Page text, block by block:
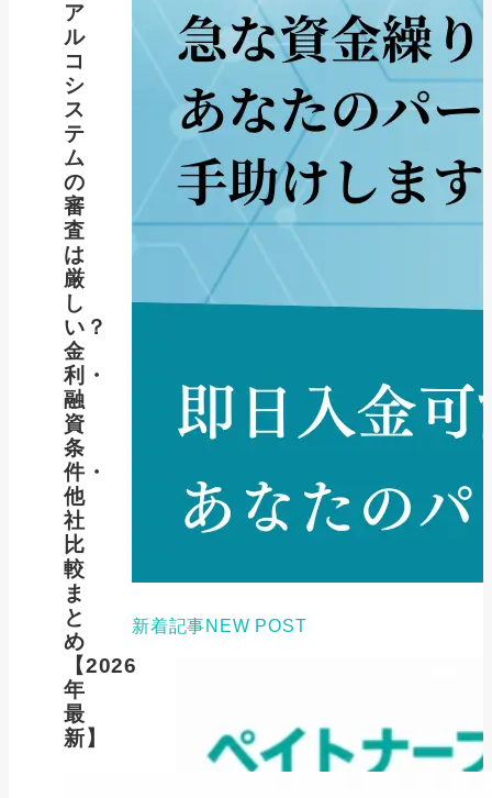
ア
ル
コ
シ
ス
テ
ム
の
審
査
は
厳
し
い？
金
利・
融
資
条
件・
他
社
比
較
ま
と
め
【2026
年
最
新】
新着記事NEW POST